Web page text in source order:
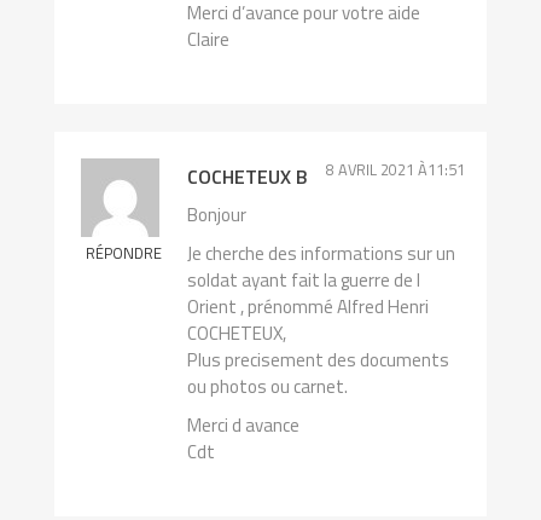
Merci d’avance pour votre aide
Claire
RÉPONDRE
COCHETEUX B 8 AVRIL 2021 À11:51
Bonjour
Je cherche des informations sur un
soldat ayant fait la guerre de l
Orient , prénommé Alfred Henri
COCHETEUX,
Plus precisement des documents
ou photos ou carnet.
Merci d avance
Cdt